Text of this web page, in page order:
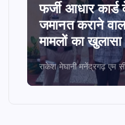
फर्जी आधार
जमानत कराने
मामलों का खुलासा
राकेश मेघानी मनेंद्रगढ़ एम